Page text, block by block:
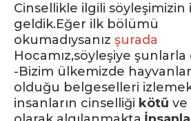
Cinsellikle ilgili
geldik.Eğer ilk bölümü
okumadıysanız şurada
Hocamız,söyleşiye
-Bizim ülkemizde
olduğu belgeselleri
insanların cinselliği kötü ve